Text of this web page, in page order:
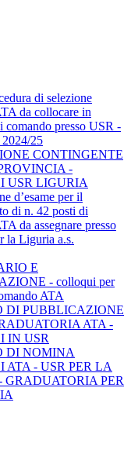
di selezione
da collocare in
comando presso USR -
25
CONTINGENTE
-
USR LIGURIA
d’esame per il
di n. 42 posti di
da assegnare presso
la Liguria a.s.
E
- colloqui per
ATA
DI PUBBLICAZIONE
ATA -
IN USR
DI NOMINA
ATA - USR PER LA
GRADUATORIA PER